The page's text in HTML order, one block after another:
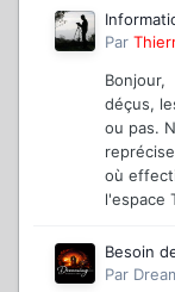
Par
Bonjour,
déçus,
ou pas.
où
l'espace
Besoin
Par